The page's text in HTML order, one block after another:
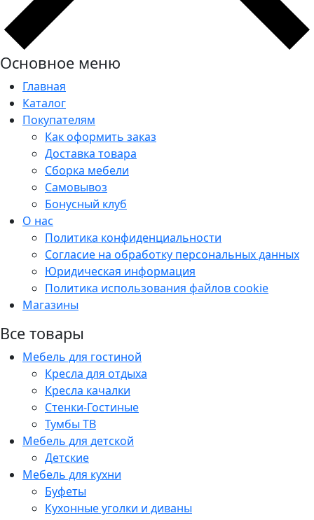
Основное меню
Главная
Каталог
Покупателям
Как оформить заказ
Доставка товара
Сборка мебели
Самовывоз
Бонусный клуб
О нас
Политика конфиденциальности
Согласие на обработку персональных данных
Юридическая информация
Политика использования файлов cookie
Магазины
Все товары
Мебель для гостиной
Кресла для отдыха
Кресла качалки
Стенки-Гостиные
Тумбы ТВ
Мебель для детской
Детские
Мебель для кухни
Буфеты
Кухонные уголки и диваны